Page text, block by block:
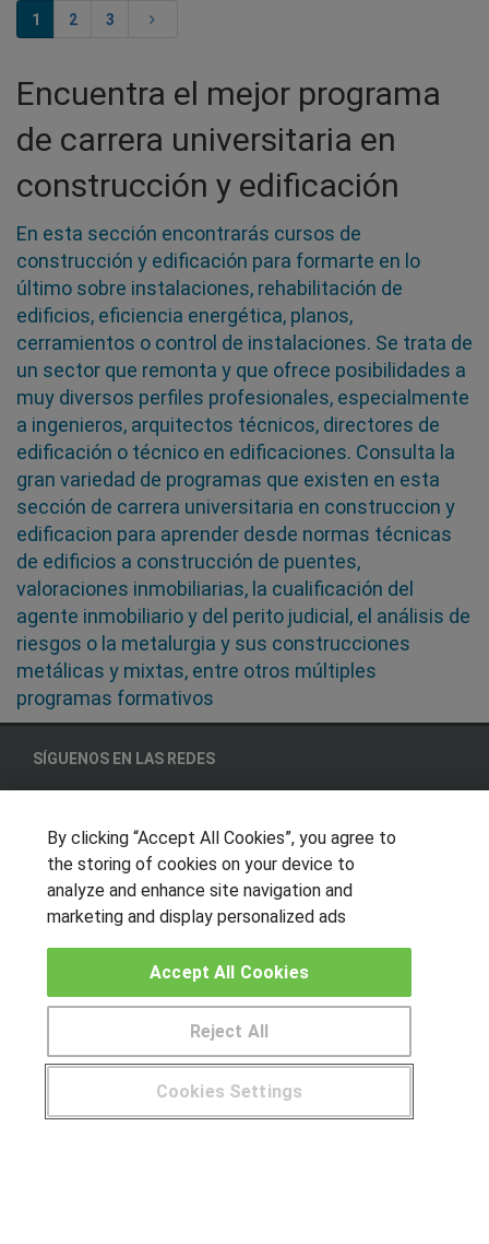
1 2 3
Encuentra el mejor programa
de carrera universitaria en
construcción y edificación
En esta sección encontrarás cursos de
construcción y edificación para formarte en lo
último sobre instalaciones, rehabilitación de
edificios, eficiencia energética, planos,
cerramientos o control de instalaciones. Se trata de
un sector que remonta y que ofrece posibilidades a
muy diversos perfiles profesionales, especialmente
a ingenieros, arquitectos técnicos, directores de
edificación o técnico en edificaciones. Consulta la
gran variedad de programas que existen en esta
sección de carrera universitaria en construccion y
edificacion para aprender desde normas técnicas
de edificios a construcción de puentes,
valoraciones inmobiliarias, la cualificación del
agente inmobiliario y del perito judicial, el análisis de
riesgos o la metalurgia y sus construcciones
metálicas y mixtas, entre otros múltiples
programas formativos
SÍGUENOS EN LAS REDES
OTROS GRUPOS DE INTERES
Muro de los idiomas
Locos por las becas
CENTROS DE FORMACIÓN
Publicar cursos
USUARIOS ¿Tienes alguna duda? 900 264 357
By clicking “Accept All Cookies”, you agree to
the storing of cookies on your device to
analyze and enhance site navigation and
marketing and display personalized ads
Cookies Settings
Reject All
Accept All Cookies